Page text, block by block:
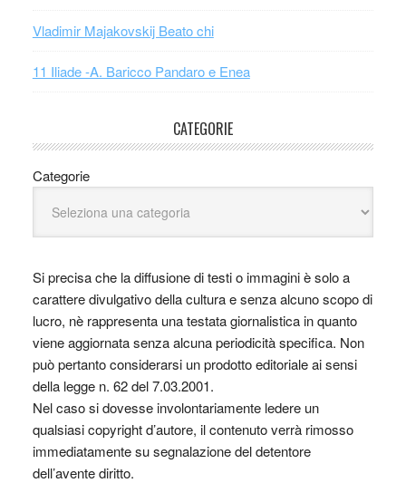
Vladimir Majakovskij Beato chi
11 Iliade -A. Baricco Pandaro e Enea
CATEGORIE
Categorie
Si precisa che la diffusione di testi o immagini è solo a
carattere divulgativo della cultura e senza alcuno scopo di
lucro, nè rappresenta una testata giornalistica in quanto
viene aggiornata senza alcuna periodicità specifica. Non
può pertanto considerarsi un prodotto editoriale ai sensi
della legge n. 62 del 7.03.2001.
Nel caso si dovesse involontariamente ledere un
qualsiasi copyright d’autore, il contenuto verrà rimosso
immediatamente su segnalazione del detentore
dell’avente diritto.